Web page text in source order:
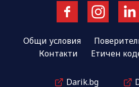
Общи условия
Контакти
Етичен
Darik.bg